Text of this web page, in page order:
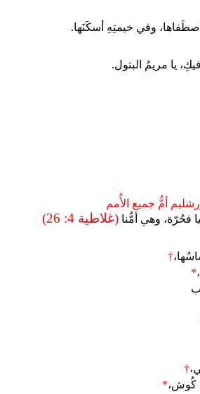
وفي خيمتِهِ أسكَنَها.
يا مريمُ البتول.
أمُّ جميع الأُمم
فحُرّة، وهي أمُّنا(غلاطية 4: 26)
†
*
†
كُوش،*